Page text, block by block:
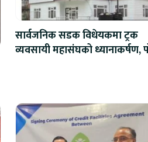
सार्वजनिक सडक विधेयकमा ट्रक
व्यवसायी महासंघको ध्यानाकर्षण,